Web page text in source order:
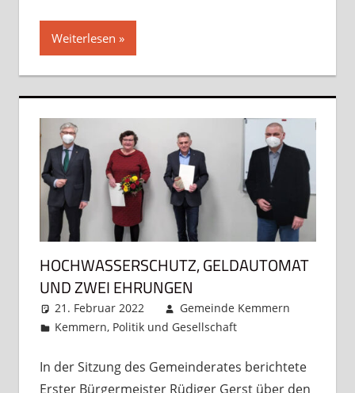
Weiterlesen
HOCHWASSERSCHUTZ, GELDAUTOMAT
UND ZWEI EHRUNGEN
21. Februar 2022
Gemeinde Kemmern
Kemmern, Politik und Gesellschaft
In der Sitzung des Gemeinderates berichtete
Erster Bürgermeister Rüdiger Gerst über den